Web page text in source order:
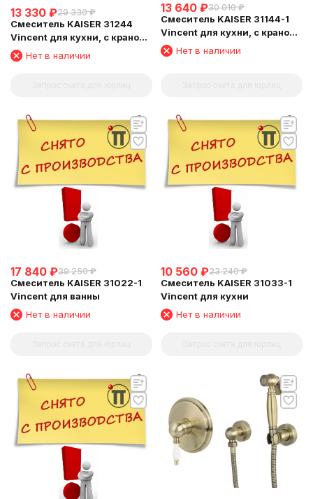
13 330 ₽29 330 ₽
Смеситель KAISER 31244
Vincent для кухни, с краном
для питьевой воды, хром
Нет в наличии
13 640 ₽30 010 ₽
Смеситель KAISER 31144-1
Vincent для кухни, с краном
для питьевой воды, бронза
состаренная
Нет в наличии
17 840 ₽39 250 ₽
Смеситель KAISER 31022-1
Vincent для ванны
Нет в наличии
10 560 ₽23 240 ₽
Смеситель KAISER 31033-1
Vincent для кухни
Нет в наличии